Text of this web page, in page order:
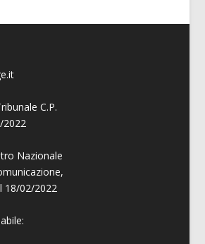
C.P.
2022
Nazionale
18/02/2022